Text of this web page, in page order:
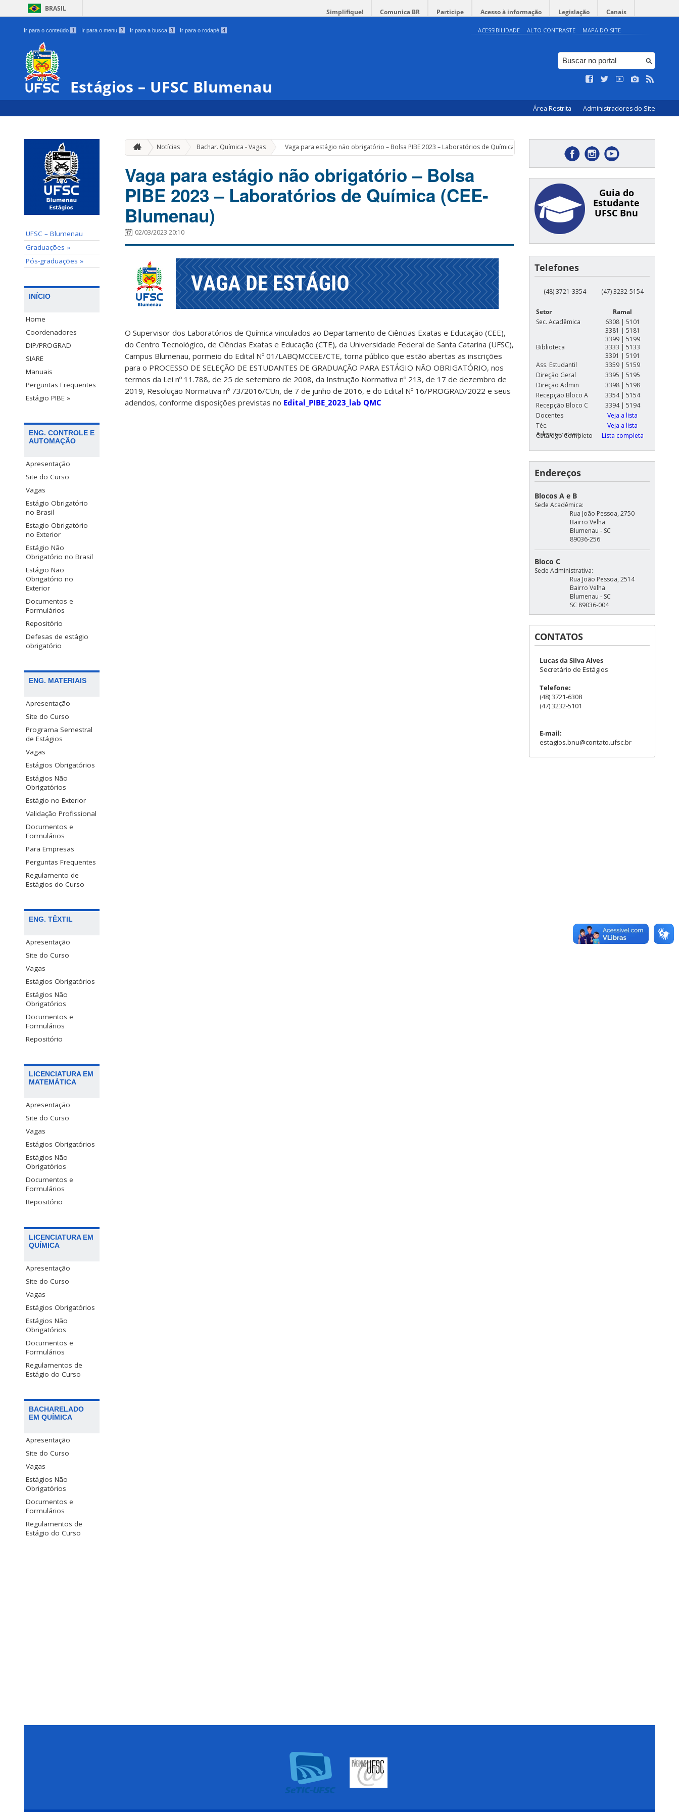
BRASIL Simplifique! Comunica BR Participe Acesso à informação Legislação Canais
Ir para o conteúdo 1 Ir para o menu 2 Ir para a busca 3 Ir para o rodapé 4 ACESSIBILIDADE ALTO CONTRASTE MAPA DO SITE
Estágios – UFSC Blumenau
Área Restrita Administradores do Site
UFSC – Blumenau
Graduações »
Pós-graduações »
INÍCIO
Home
Coordenadores
DIP/PROGRAD
SIARE
Manuais
Perguntas Frequentes
Estágio PIBE »
ENG. CONTROLE E
AUTOMAÇÃO
Apresentação
Site do Curso
Vagas
Estágio Obrigatório
no Brasil
Estagio Obrigatório
no Exterior
Estágio Não
Obrigatório no Brasil
Estágio Não
Obrigatório no
Exterior
Documentos e
Formulários
Repositório
Defesas de estágio
obrigatório
ENG. MATERIAIS
Apresentação
Site do Curso
Programa Semestral
de Estágios
Vagas
Estágios Obrigatórios
Estágios Não
Obrigatórios
Estágio no Exterior
Validação Profissional
Documentos e
Formulários
Para Empresas
Perguntas Frequentes
Regulamento de
Estágios do Curso
ENG. TÊXTIL
Apresentação
Site do Curso
Vagas
Estágios Obrigatórios
Estágios Não
Obrigatórios
Documentos e
Formulários
Repositório
LICENCIATURA EM
MATEMÁTICA
Apresentação
Site do Curso
Vagas
Estágios Obrigatórios
Estágios Não
Obrigatórios
Documentos e
Formulários
Repositório
LICENCIATURA EM
QUÍMICA
Apresentação
Site do Curso
Vagas
Estágios Obrigatórios
Estágios Não
Obrigatórios
Documentos e
Formulários
Regulamentos de
Estágio do Curso
BACHARELADO
EM QUÍMICA
Apresentação
Site do Curso
Vagas
Estágios Não
Obrigatórios
Documentos e
Formulários
Regulamentos de
Estágio do Curso
Notícias Bachar. Química - Vagas » Vaga para estágio não obrigatório – Bolsa PIBE 2023 – Laboratórios de Química (CEE-Blumenau)
Vaga para estágio não obrigatório – Bolsa
PIBE 2023 – Laboratórios de Química (CEE-
Blumenau)
02/03/2023 20:10
O Supervisor dos Laboratórios de Química vinculados ao Departamento de Ciências Exatas e Educação (CEE),
do Centro Tecnológico, de Ciências Exatas e Educação (CTE), da Universidade Federal de Santa Catarina (UFSC),
Campus Blumenau, pormeio do Edital Nº 01/LABQMCCEE/CTE, torna público que estão abertas as inscrições
para o PROCESSO DE SELEÇÃO DE ESTUDANTES DE GRADUAÇÃO PARA ESTÁGIO NÃO OBRIGATÓRIO, nos
termos da Lei nº 11.788, de 25 de setembro de 2008, da Instrução Normativa nº 213, de 17 de dezembro de
2019, Resolução Normativa nº 73/2016/CUn, de 7 de junho de 2016, e do Edital Nº 16/PROGRAD/2022 e seus
adendos, conforme disposições previstas no Edital_PIBE_2023_lab QMC
Guia do
Estudante
UFSC Bnu
Telefones
(48) 3721-3354 (47) 3232-5154
Setor
Ramal
Sec. Acadêmica
6308 | 5101
3381 | 5181
3399 | 5199
Biblioteca
3333 | 5133
3391 | 5191
Ass. Estudantil
3359 | 5159
Direção Geral
3395 | 5195
Direção Admin
3398 | 5198
Recepção Bloco A
3354 | 5154
Recepção Bloco C
3394 | 5194
Docentes
Veja a lista
Téc.
Administrativos
Veja a lista
Catálogo Completo
Lista completa
Endereços
Blocos A e B
Sede Acadêmica:
Rua João Pessoa, 2750
Bairro Velha
Blumenau - SC
89036-256
Bloco C
Sede Administrativa:
Rua João Pessoa, 2514
Bairro Velha
Blumenau - SC
SC 89036-004
CONTATOS
Lucas da Silva Alves
Secretário de Estágios
Telefone:
(48) 3721-6308
(47) 3232-5101
E-mail:
estagios.bnu@contato.ufsc.br